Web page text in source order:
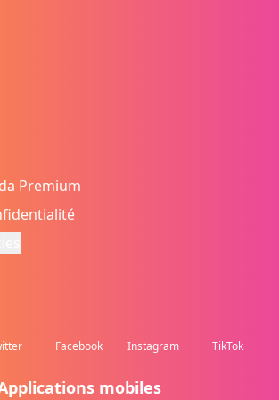
Premium
Facebook Instagram TikTok
mobiles